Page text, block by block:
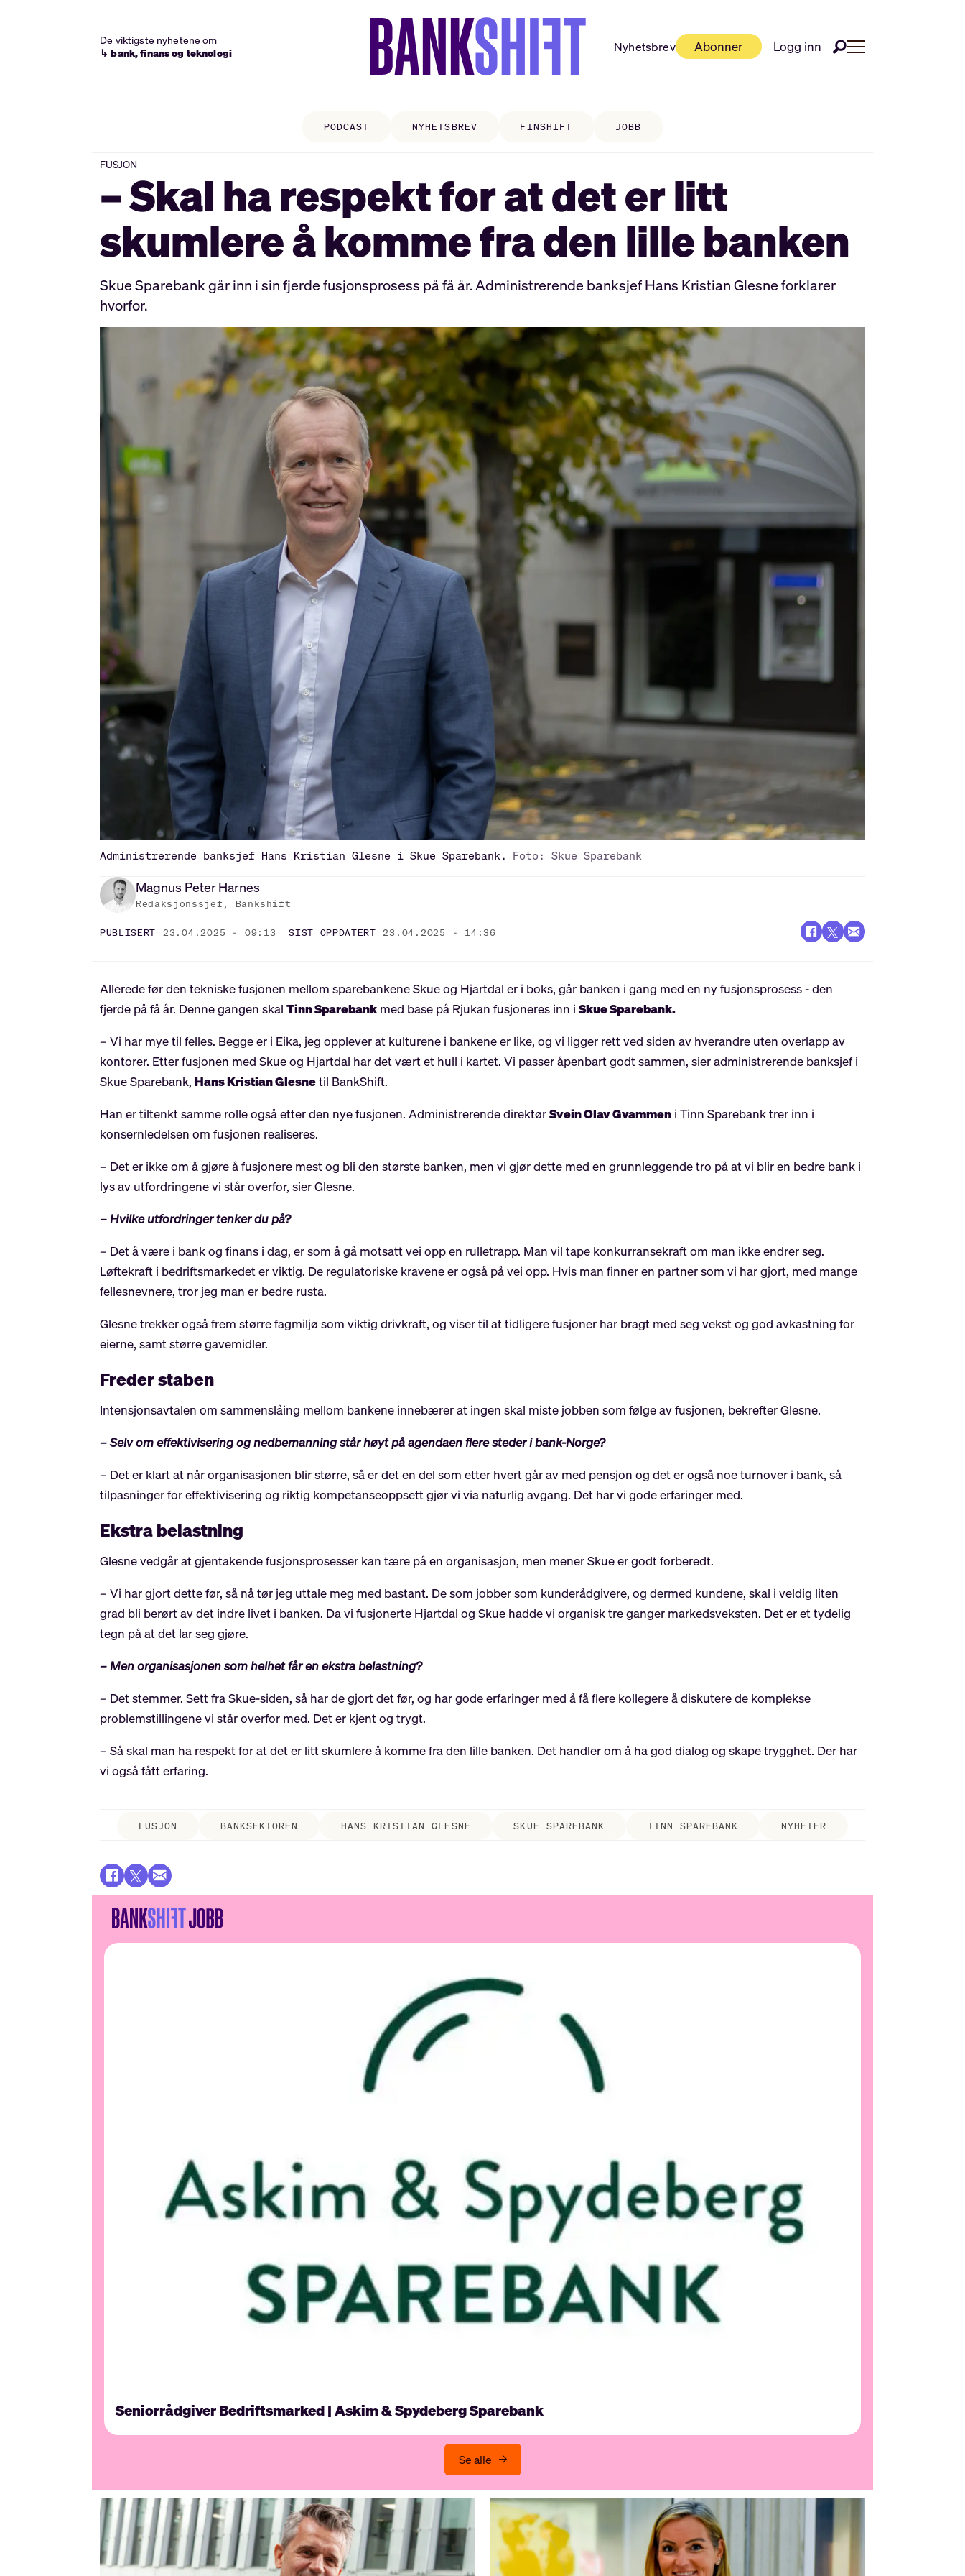
De viktigste nyhetene om
↳ bank, finans og teknologi
Nyhetsbrev Abonner Logg inn
PODCAST NYHETSBREV FINSHIFT JOBB
FUSJON
– Skal ha respekt for at det er litt
skumlere å komme fra den lille banken
Skue Sparebank går inn i sin fjerde fusjonsprosess på få år. Administrerende banksjef Hans Kristian Glesne forklarer
hvorfor.
Administrerende banksjef Hans Kristian Glesne i Skue Sparebank. Foto: Skue Sparebank
Magnus PeterHarnes
Redaksjonssjef, Bankshift
PUBLISERT 23.04.2025 - 09:13 SIST OPPDATERT 23.04.2025 - 14:36
Allerede før den tekniske fusjonen mellom sparebankene Skue og Hjartdal er i boks, går banken i gang med en ny fusjonsprosess - den
fjerde på få år. Denne gangen skalTinn Sparebankmed base på Rjukan fusjoneres inn iSkue Sparebank.
– Vi har mye til felles. Begge er i Eika, jeg opplever at kulturene i bankene er like, og vi ligger rett ved siden av hverandre uten overlapp av
kontorer. Etter fusjonen med Skue og Hjartdal har det vært et hull i kartet. Vi passer åpenbart godt sammen, sier administrerende banksjef i
Skue Sparebank,Hans Kristian Glesnetil BankShift.
Han er tiltenkt samme rolle også etter den nye fusjonen. Administrerende direktørSvein Olav Gvammen i Tinn Sparebank trer inn i
konsernledelsen om fusjonen realiseres.
– Det er ikke om å gjøre å fusjonere mest og bli den største banken, men vi gjør dette med en grunnleggende tro på at vi blir en bedre bank i
lys av utfordringene vi står overfor, sier Glesne.
– Hvilke utfordringer tenker du på?
– Det å være i bank og finans i dag, er som å gå motsatt vei opp en rulletrapp. Man vil tape konkurransekraft om man ikke endrer seg.
Løftekraft i bedriftsmarkedet er viktig. De regulatoriske kravene er også på vei opp. Hvis man finner en partner som vi har gjort, med mange
fellesnevnere, tror jeg man er bedre rusta.
Glesne trekker også frem større fagmiljø som viktig drivkraft, og viser til at tidligere fusjoner har bragt med seg vekst og god avkastning for
eierne, samt større gavemidler.
Freder staben
Intensjonsavtalen om sammenslåing mellom bankene innebærer at ingen skal miste jobben som følge av fusjonen, bekrefter Glesne.
– Selv om effektivisering og nedbemanning står høyt på agendaen flere steder i bank-Norge?
– Det er klart at når organisasjonen blir større, så er det en del som etter hvert går av med pensjon og det er også noe turnover i bank, så
tilpasninger for effektivisering og riktig kompetanseoppsett gjør vi via naturlig avgang. Det har vi gode erfaringer med.
Ekstra belastning
Glesne vedgår at gjentakende fusjonsprosesser kan tære på en organisasjon, men mener Skue er godt forberedt.
– Vi har gjort dette før, så nå tør jeg uttale meg med bastant. De som jobber som kunderådgivere, og dermed kundene, skal i veldig liten
grad bli berørt av det indre livet i banken. Da vi fusjonerte Hjartdal og Skue hadde vi organisk tre ganger markedsveksten. Det er et tydelig
tegn på at det lar seg gjøre.
– Men organisasjonen som helhet får en ekstra belastning?
– Det stemmer. Sett fra Skue-siden, så har de gjort det før, og har gode erfaringer med å få flere kollegere å diskutere de komplekse
problemstillingene vi står overfor med. Det er kjent og trygt.
– Så skal man ha respekt for at det er litt skumlere å komme fra den lille banken. Det handler om å ha god dialog og skape trygghet. Der har
vi også fått erfaring.
FUSJON BANKSEKTOREN HANS KRISTIAN GLESNE SKUE SPAREBANK TINN SPAREBANK NYHETER
Seniorrådgiver Bedriftsmarked | Askim & Spydeberg Sparebank
Se alle